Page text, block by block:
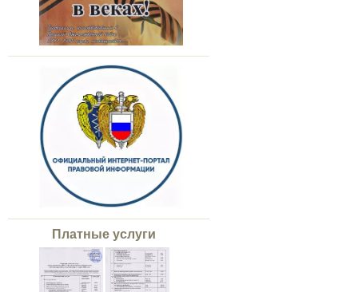
Платные услуги